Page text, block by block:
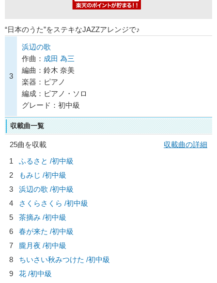
“日本のうた”をステキなJAZZアレンジで♪
3
浜辺の歌
作曲： 成田 為三
編曲：鈴木 奈美
楽器：ピアノ
編成：ピアノ・ソロ
グレード：初中級
収載曲一覧
25曲を収載
収載曲の詳細
1
ふるさと /初中級
2
もみじ /初中級
3
浜辺の歌 /初中級
4
さくらさくら /初中級
5
茶摘み /初中級
6
春が来た /初中級
7
朧月夜 /初中級
8
ちいさい秋みつけた /初中級
9
花 /初中級